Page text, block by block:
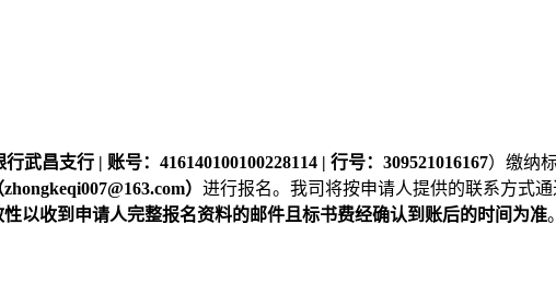
昌支行 | 账号：416140100100228114 | 行号：309521016167）缴纳
7@163.com） 进行报名。我司将按申请人提供的联系方式
以收到 申请人完整报名资料的邮件且标书费经确认到账后的时间为准